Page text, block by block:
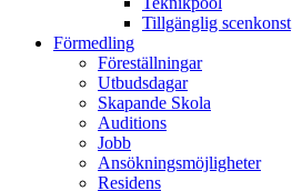
Tillgänglig scenkonst
Förmedling
Föreställningar
Utbudsdagar
Skapande Skola
Auditions
Jobb
Ansökningsmöjligheter
Residens